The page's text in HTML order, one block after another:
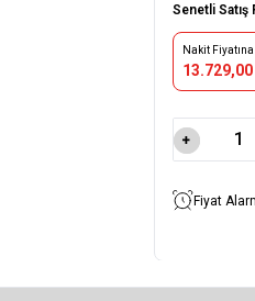
Senetli Satış
Nakit
Fiyat